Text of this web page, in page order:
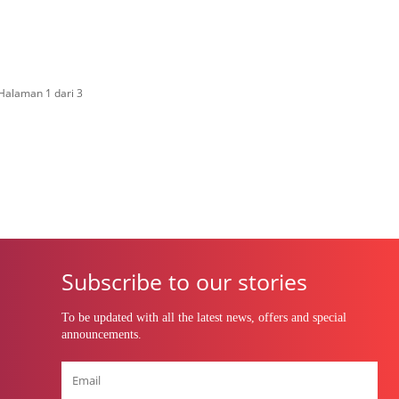
1 dari 3
Subscribe to our stories
To be updated with all the latest news, offers and special
announcements.